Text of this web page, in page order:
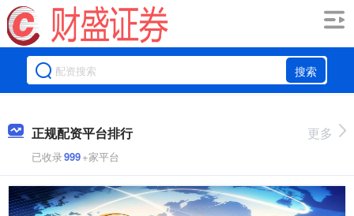
搜索
正规配资平台排行
已收录999+家平台
更多